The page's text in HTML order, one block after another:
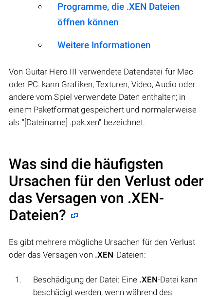
Programme, die .XEN Dateien
öffnen können
Weitere Informationen
Von Guitar Hero III verwendete Datendatei für Mac
oder PC. kann Grafiken, Texturen, Video, Audio oder
andere vom Spiel verwendete Daten enthalten; in
einem Paketformat gespeichert und normalerweise
als "[Dateiname] .pak.xen" bezeichnet.
Was sind die häufigsten
Ursachen für den Verlust oder
das Versagen von .XEN-
Dateien?
Es gibt mehrere mögliche Ursachen für den Verlust
oder das Versagen von .XEN-Dateien:
Beschädigung der Datei: Eine .XEN-Datei kann
beschädigt werden, wenn während des